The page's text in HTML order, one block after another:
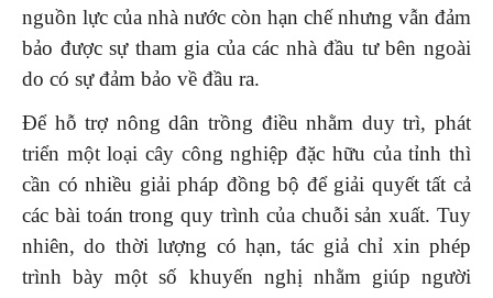
nguồn lực của nhà nước còn hạn chế nhưng vẫn đảm
bảo được sự tham gia của các nhà đầu tư bên ngoài
do có sự đảm bảo về đầu ra.
Để hỗ trợ nông dân trồng điều nhằm duy trì, phát
triển một loại cây công nghiệp đặc hữu của tỉnh thì
cần có nhiều giải pháp đồng bộ để giải quyết tất cả
các bài toán trong quy trình của chuỗi sản xuất. Tuy
nhiên, do thời lượng có hạn, tác giả chỉ xin phép
trình bày một số khuyến nghị nhằm giúp người